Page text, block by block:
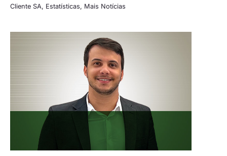
Cliente SA, Estatísticas, Mais Notícias